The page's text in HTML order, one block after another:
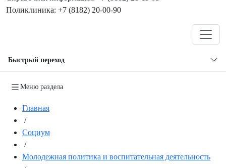
Поликлиника: +7 (8182) 20-00-90
Быстрый переход
Меню раздела
Главная
/
Социум
/
Молодежная политика и воспитательная деятельность